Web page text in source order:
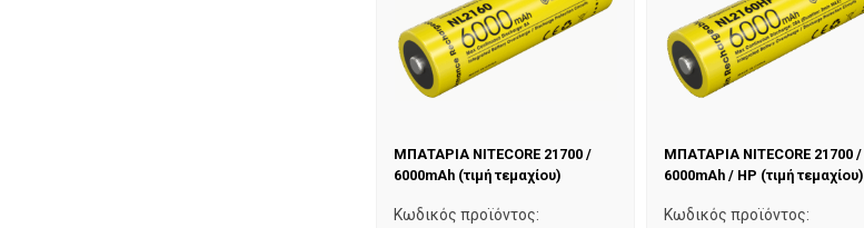
ΜΠΑΤΑΡΙΑ NITECORE 21700 /
6000mAh (τιμή τεμαχίου)
Κωδικός προϊόντος:
ΜΠΑΤΑΡΙΑ NITECORE 21700 /
6000mAh / HP (τιμή τεμαχίου)
Κωδικός προϊόντος: